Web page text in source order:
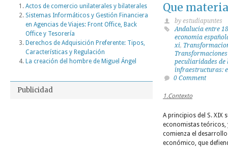
Que
by estudiapuntes
Andalucia entre
economia
xi,
peculiaridades
infraestructuras:
0 Comment
1.Contexto
A principios del S. XIX
economistas teóricos,
comienza el
económico, que
Actos de comercio unilaterales y bilaterales
Sistemas Informáticos y Gestión Financiera
en Agencias de Viajes: Front Office, Back
Office y Tesorería
Derechos de Adquisición Preferente: Tipos,
Características y Regulación
La creación del hombre de Miguel Ángel
Publicidad